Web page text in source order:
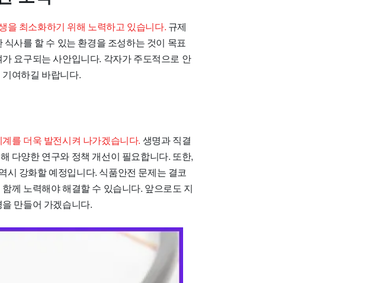
을 최소화하기 위해 노력하고 있습니다. 규제
사를 할 수 있는 환경을 조성하는 것이 목표
요구되는 사안입니다. 각자가 주도적으로 안
여하길 바랍니다.
를 더욱 발전시켜 나가겠습니다. 생명과 직결
다양한 연구와 정책 개선이 필요합니다. 또한,
시 강화할 예정입니다. 식품안전 문제는 결코
께 노력해야 해결할 수 있습니다. 앞으로도 지
만들어 가겠습니다.